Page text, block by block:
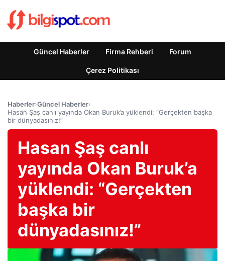
Güncel Haberler Firma Rehberi Forum
Çerez Politikası
Haberler›Güncel Haberler›
Hasan Şaş canlı yayında Okan Buruk’a yüklendi: “Gerçekten başka
bir dünyadasınız!”
Hasan Şaş canlı
yayında Okan Buruk’a
yüklendi: “Gerçekten
başka bir
dünyadasınız!”